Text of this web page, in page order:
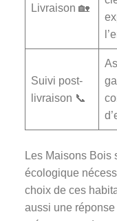
Livraison 🏡
Suivi post-
livraison 📞
Les Maisons Bois
écologique
choix de ces
aussi une